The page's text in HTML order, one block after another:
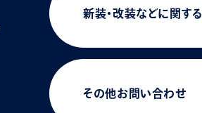
新装・改装などに関する
その他お問い合わせ